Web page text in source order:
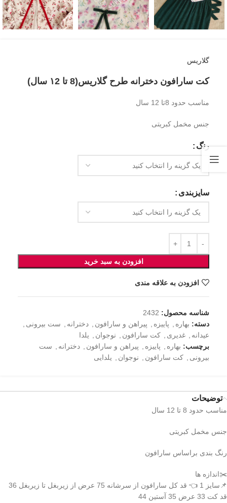
گلاریس
کت سارافون دخترانه طرح گلاریس(8 تا ۱2 سال)
مناسب حدود 8تا 12 سال
جنس مخمل کبریتی
رنگ
سایزبندی
افزودن به سبد خرید
افزودن به علاقه مندی
شناسه محصول: 2432
دسته: بهاره پاییزه پیراهن و سارافون دخترانه ست بیرونی
عیدانه
غدیری کت سارافون نوجوان
یلدا
برچسب: بهاره پاییزه پیراهن و سارافون دخترانه
ست
بیرونی
کت سارافون نوجوان یلدایی
توضیحات
مناسب حدود 8 تا 12 سال
جنس مخمل کبریتی
رنگ بندی براساس سارافون
✂️اندازه ها
📌سایز 1 👈 قد کل سارافون از سرشانه 75 عرض از زیربغل تا زیربغل 36
قد کت 33 عرض 35 آستین 44